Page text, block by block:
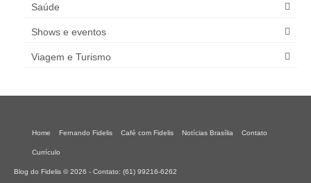
Saúde
Shows e eventos
Viagem e Turismo
Home Fernando Fidelis Café com Fidelis Notícias Brasília Contato
Currículo
Blog do Fidelis © 2026 - Contato: (61) 99216-6262